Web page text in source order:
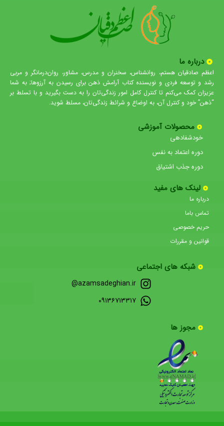
درباره ما
اعظم صادقیان هستم، روانشناس، سخنران و مدرس، مشاور، روان‌درمانگر و مربی
رشد و توسعه فردی و نویسنده کتاب آرامش ذهن برای رسیدن به آرزوها; به شما
عزیزان کمک می‌کنم تا کنترل کامل امور زندگی‌تان را به دست بگیرید و با تسلط بر
“ذهن” خود و کنترل آن، به اوضاع و شرائط زندگی‌تان، مسلط شوید.
محصولات آموزشی
خودشفادهی
دوره اعتماد به نفس
دوره جذب اشتیاق
لینک های مفید
درباره ما
تماس باما
حریم خصوصی
قوانین و مقررات
شبکه های اجتماعی
azamsadeghian.ir@
۰۹۱۳۶۷۱۳۳۱۷
مجوز ها